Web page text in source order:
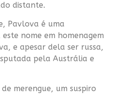
distante.
Pavlova é uma
nome em homenagem
e apesar dela ser russa,
pela Austrália e
merengue, um suspiro